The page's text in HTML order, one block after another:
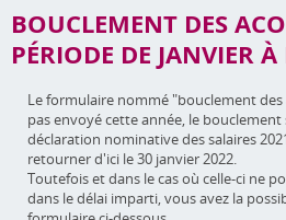
BOUCLEMENT DES
PÉRIODE DE JANVIER
Le formulaire nommé "bouclement des
pas envoyé cette année, le bouclement
déclaration nominative des salaires
retourner d'ici le 30 janvier 2022.
Toutefois et dans le cas où celle-ci ne
dans le délai imparti, vous avez la